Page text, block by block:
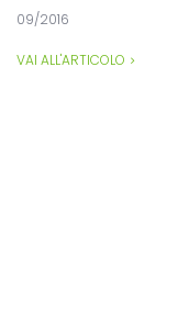
09/2016
VAI ALL'ARTICOLO